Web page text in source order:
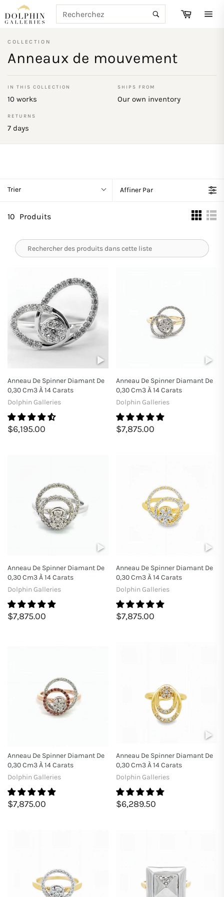
Passer
au
contenu
Recherche
Panier
COLLECTION
Anneaux de mouvement
IN THIS COLLECTION
10 works
SHIPS FROM
Our own inventory
RETURNS
7 days
Trier Affiner Par
10 Produits
Anneau De Spinner Diamant De
0,30 Cm3 À 14 Carats
Dolphin Galleries
$6,195.00
Anneau De Spinner Diamant De
0,30 Cm3 À 14 Carats
Dolphin Galleries
$7,875.00
Anneau De Spinner Diamant De
0,30 Cm3 À 14 Carats
Dolphin Galleries
$7,875.00
Anneau De Spinner Diamant De
0,30 Cm3 À 14 Carats
Dolphin Galleries
$7,875.00
Anneau De Spinner Diamant De
0,30 Cm3 À 14 Carats
Dolphin Galleries
$7,875.00
Anneau De Spinner Diamant De
0,30 Cm3 À 14 Carats
Dolphin Galleries
$6,289.50